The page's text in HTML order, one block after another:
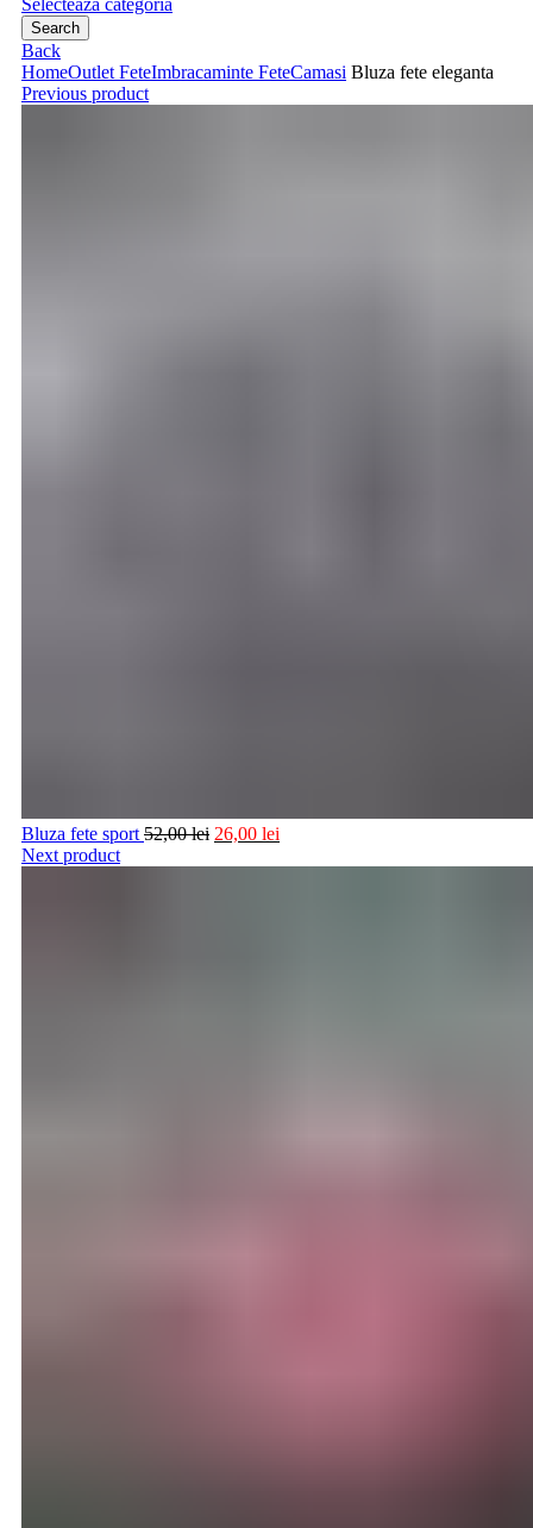
Search
Back
HomeOutlet FeteImbracaminte FeteCamasi Bluza fete eleganta
Previous product
Bluza fete sport 52,00lei 26,00 lei
Next product